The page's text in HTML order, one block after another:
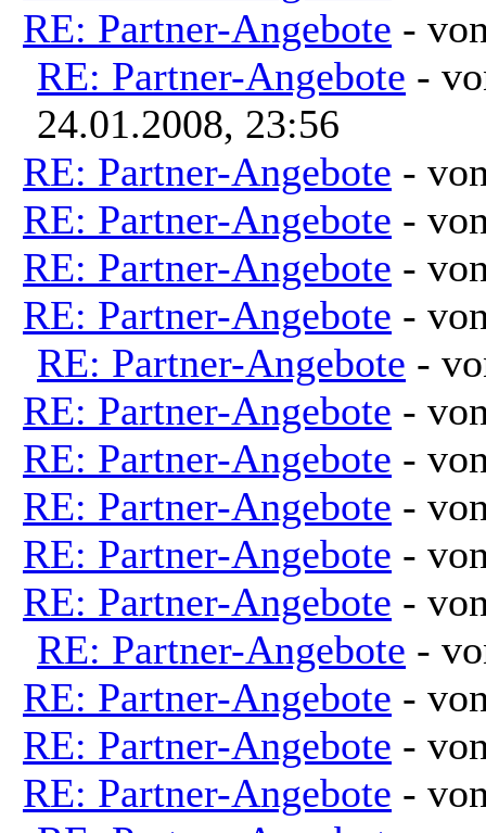
RE: Partner-Angebote -
RE: Partner-Angebote -
24.01.2008, 23:56
RE: Partner-Angebote -
RE: Partner-Angebote -
RE: Partner-Angebote -
RE: Partner-Angebote -
RE: Partner-Angebote -
RE: Partner-Angebote -
RE: Partner-Angebote -
RE: Partner-Angebote -
RE: Partner-Angebote -
RE: Partner-Angebote -
RE: Partner-Angebote -
RE: Partner-Angebote -
RE: Partner-Angebote -
RE: Partner-Angebote -